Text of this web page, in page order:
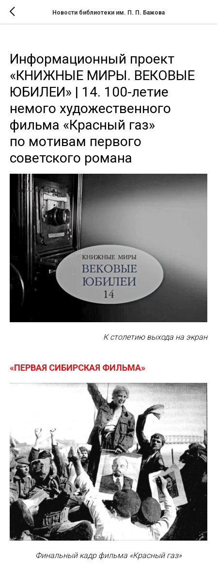
Новости библиотеки им. П. П. Бажова
Информационный проект
«КНИЖНЫЕ МИРЫ. ВЕКОВЫЕ
ЮБИЛЕИ» | 14. 100-летие
немого художественного
фильма «Красный газ»
по мотивам первого
советского романа
К столетию выхода на экран
«ПЕРВАЯ СИБИРСКАЯ ФИЛЬМА»
Финальный кадр фильма «Красный газ»